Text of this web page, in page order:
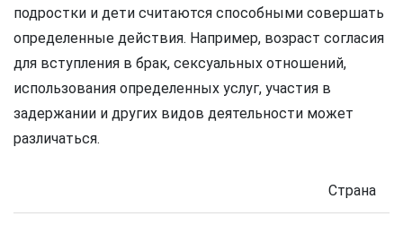
подростки и дети считаются способными совершать
определенные действия. Например, возраст согласия
для вступления в брак, сексуальных отношений,
использования определенных услуг, участия в
задержании и других видов деятельности может
различаться.
Страна